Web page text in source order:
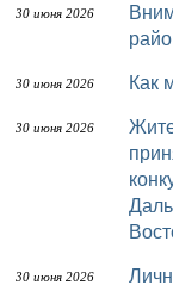
30 июня 2026
Вниманию населения муниципального
30 июня 2026
30 июня 2026
Жителей Республики Коми приглашают
30 июня 2026
Личный прием граждан по оказанию